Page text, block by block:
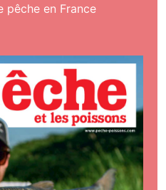
pêche en France